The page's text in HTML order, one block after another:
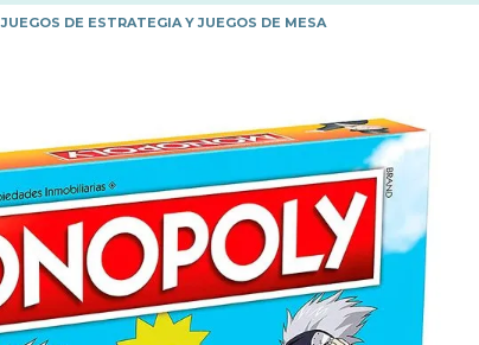
Paga en 3
JUEGOS DE ESTRATEGIA Y JUEGOS DE MESA